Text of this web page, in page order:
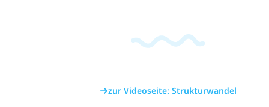
zur Videoseite: Strukturwandel